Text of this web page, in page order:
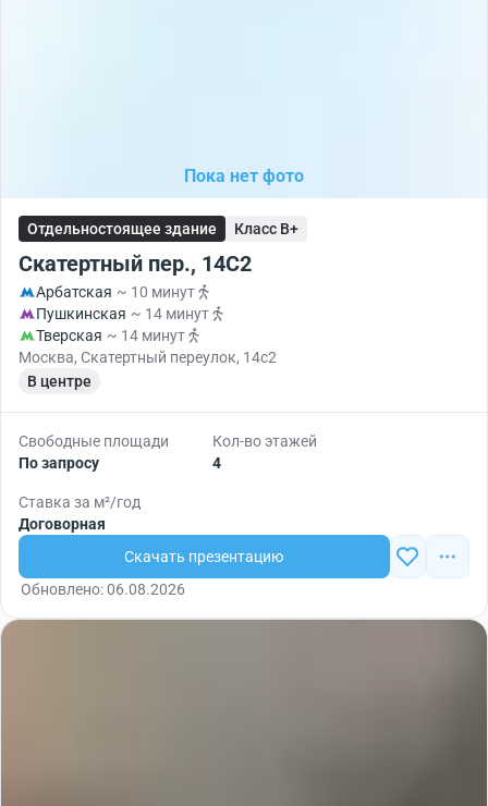
Пока нет фото
Отдельностоящее здание Класс B+
Скатертный пер., 14С2
Арбатская ~ 10 минут
Пушкинская ~ 14 минут
Тверская ~ 14 минут
Москва, Скатертный переулок, 14с2
В центре
Свободные площади
По запросу
Кол-во этажей
4
Ставка за м²/год
Договорная
Скачать презентацию
Обновлено: 06.08.2026